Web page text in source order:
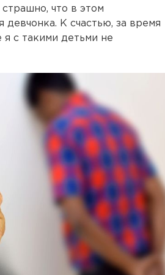
что в этом
девчонка. К счастью, за время
с такими детьми не